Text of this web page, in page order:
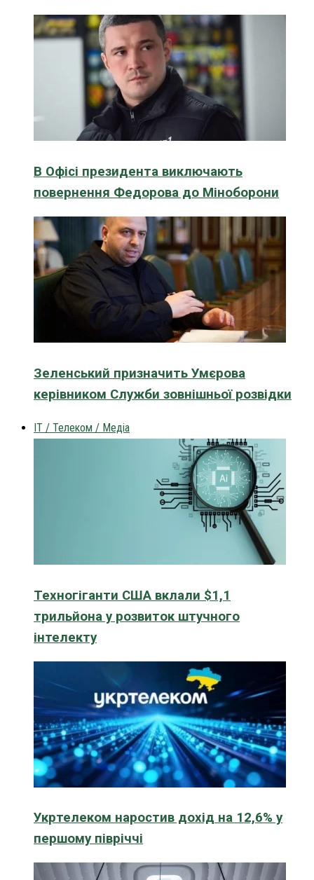
В Офісі президента виключають
повернення Федорова до Міноборони
Зеленський призначить Умєрова
керівником Служби зовнішньої розвідки
IT / Телеком / Медіа
Техногіганти США вклали $1,1
трильйона у розвиток штучного
інтелекту
Укртелеком наростив дохід на 12,6% у
першому півріччі